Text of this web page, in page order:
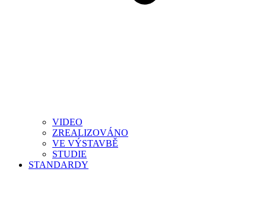
VIDEO
ZREALIZOVÁNO
VE VÝSTAVBĚ
STUDIE
STANDARDY